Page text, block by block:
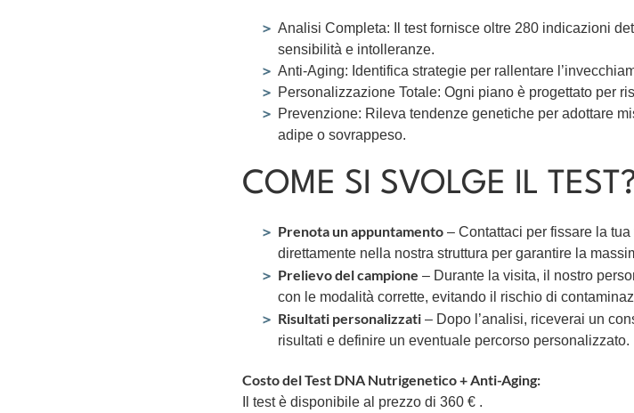
Analisi Completa: Il test fornisce oltre 280 indicazioni
sensibilità e intolleranze.
Anti-Aging: Identifica strategie per rallentare
Personalizzazione Totale: Ogni piano è progettato per
Prevenzione: Rileva tendenze genetiche per adottare
adipe o sovrappeso.
COME SI SVOLGE IL
Prenota un appuntamento – Contattaci per fissare la
direttamente nella nostra struttura per garantire la
Prelievo del campione – Durante la visita, il nostro
con le modalità corrette, evitando il rischio di
Risultati personalizzati – Dopo l’analisi, riceverai un
risultati e definire un eventuale percorso personalizzato.
Costo del Test DNA Nutrigenetico + Anti-Aging:
Il test è disponibile al prezzo di 360 € .